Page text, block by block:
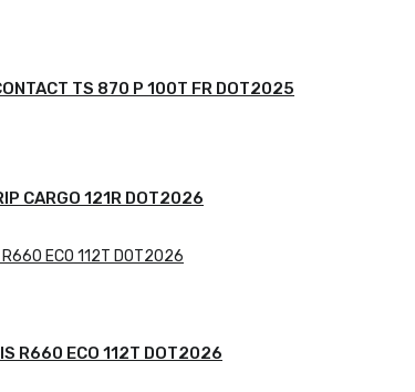
TS 870 P 100T FR DOT2025
CARGO 121R DOT2026
R660 ECO 112T DOT2026